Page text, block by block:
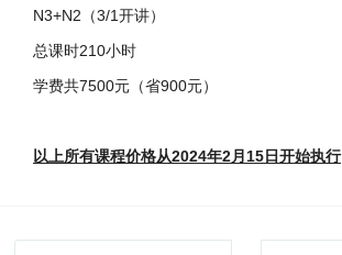
N3+N2（3/1开讲）
总课时210小时
学费共7500元（省900元）
以上所有课程价格从2024年2月15日开始执行